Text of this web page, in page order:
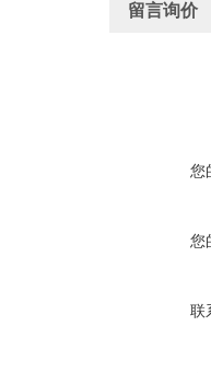
留言询价
您
您
联